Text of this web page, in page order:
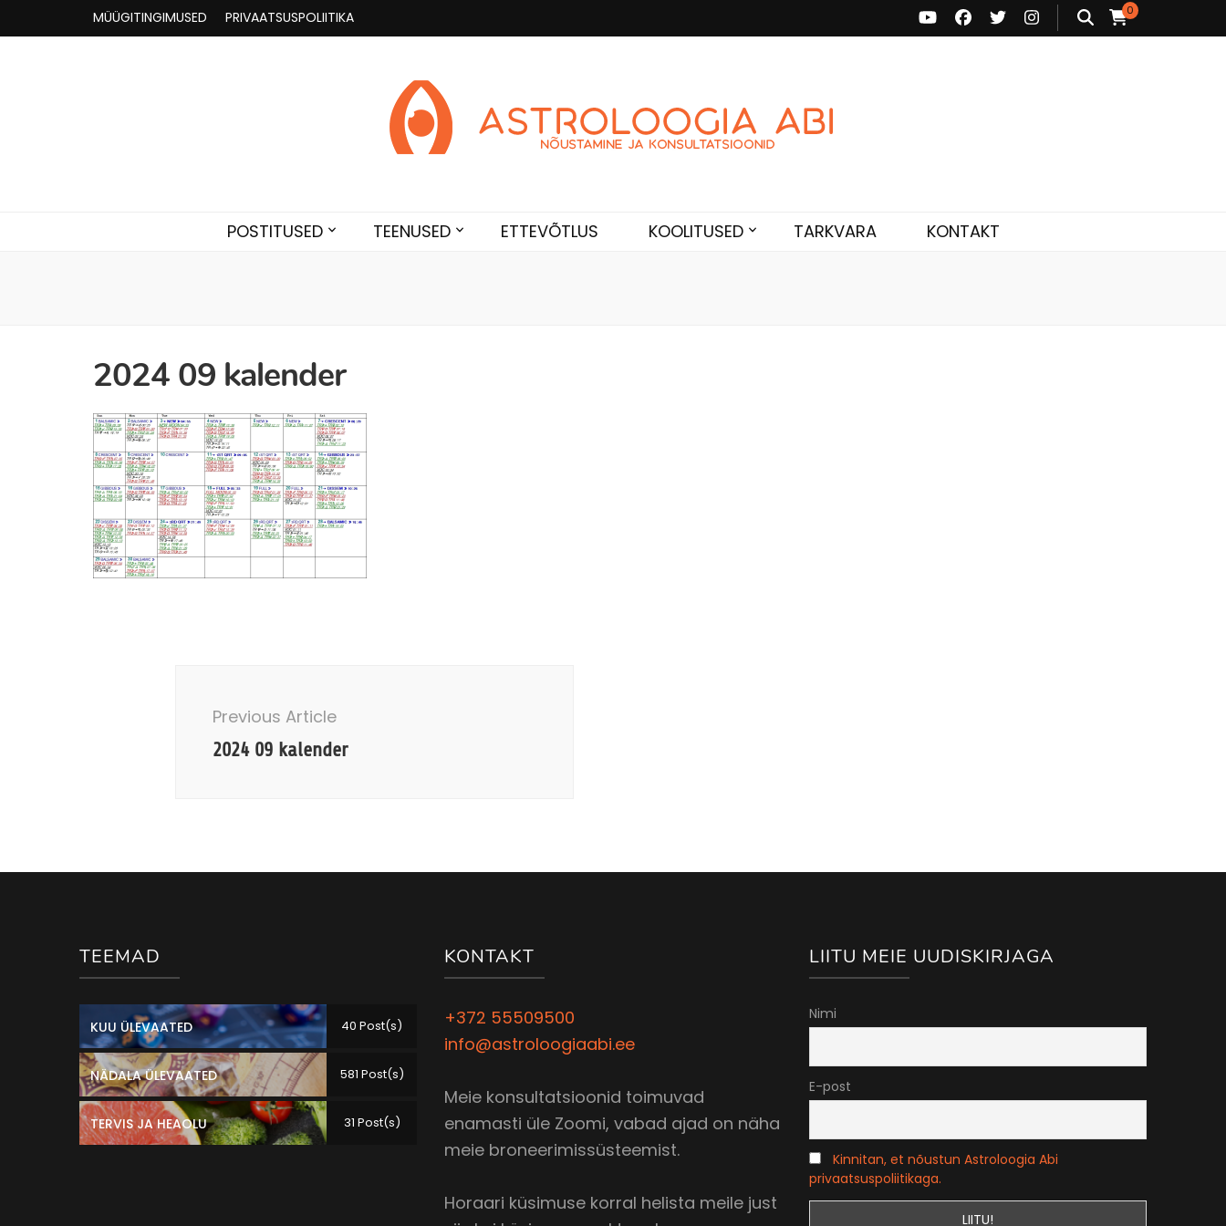
MÜÜGITINGIMUSED PRIVAATSUSPOLIITIKA 0
POSTITUSED TEENUSED ETTEVÕTLUS KOOLITUSED TARKVARA KONTAKT
2024 09 kalender
Navigation
Previous Article
2024 09 kalender
TEEMAD
KUU ÜLEVAATED 40 Post(s)
NÄDALA ÜLEVAATED 581 Post(s)
TERVIS JA HEAOLU 31 Post(s)
KONTAKT
+372 55509500
info@astroloogiaabi.ee
Meie konsultatsioonid toimuvad
enamasti üle Zoomi, vabad ajad on näha
meie broneerimissüsteemist.
Horaari küsimuse korral helista meile just
LIITU MEIE UUDISKIRJAGA
Nimi
E-post
Kinnitan, et nõustun Astroloogia Abi
privaatsuspoliitikaga.